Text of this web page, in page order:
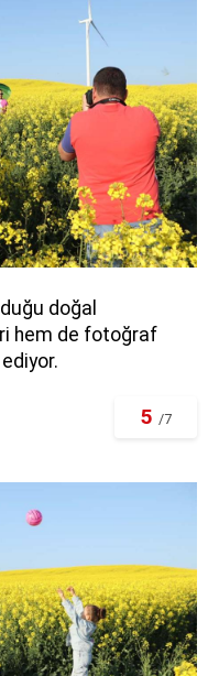
doğal
hem de fotoğraf
5 /7